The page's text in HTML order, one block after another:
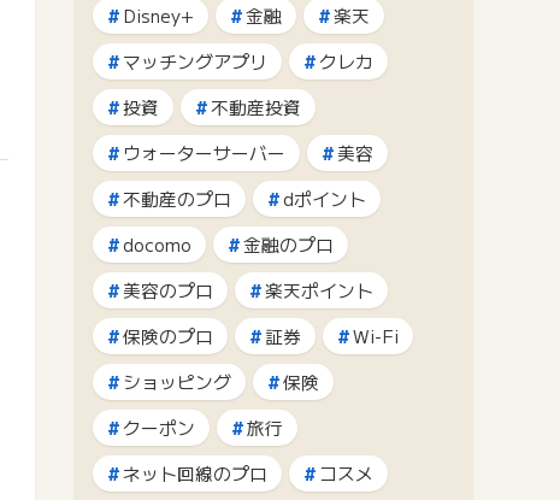
Disney+
金融
楽天
マッチングアプリ
クレカ
投資
不動産投資
ウォーターサーバー
美容
不動産のプロ
dポイント
docomo
金融のプロ
美容のプロ
楽天ポイント
保険のプロ
証券
Wi-Fi
ショッピング
保険
クーポン
旅行
ネット回線のプロ
コスメ